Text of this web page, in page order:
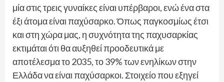
μία στις τρεις γυναίκες είναι υπέρβαροι, ενώ ένα στα
έξι άτομα είναι παχύσαρκο. Όπως παγκοσμίως έτσι
και στη χώρα μας, η συχνότητα της παχυσαρκίας
εκτιμάται ότι θα αυξηθεί προοδευτικά με
αποτέλεσμα το 2035, το 39% των ενηλίκων στην
Ελλάδα να είναι παχύσαρκοι. Στοιχείο που εξηγεί